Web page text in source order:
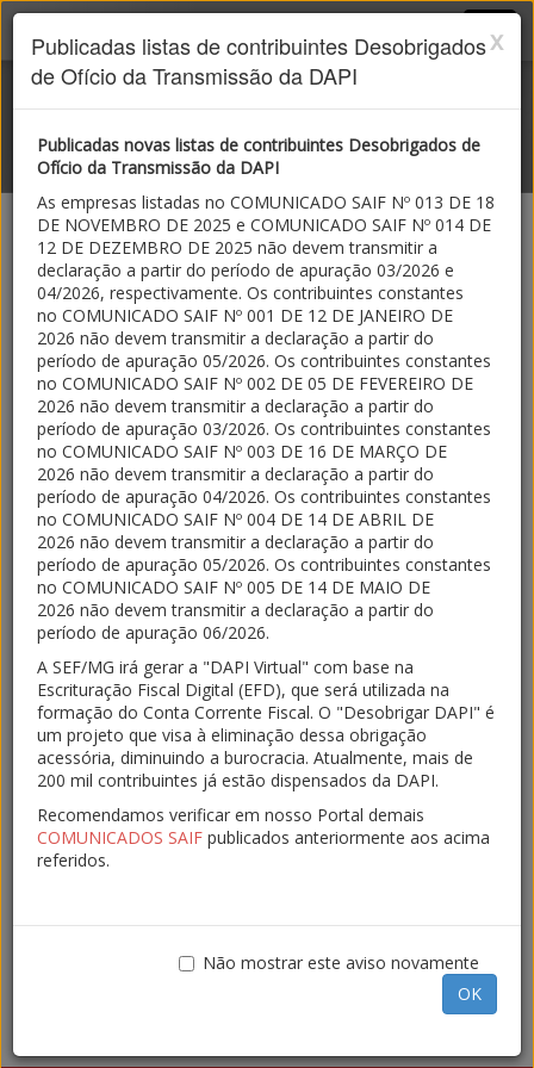
Escrituração Fiscal Digital
x
Publicadas listas de contribuintes Desobrigados
de Ofício da Transmissão da DAPI
Publicadas novas listas de contribuintes Desobrigados de
Ofício da Transmissão da DAPI
As empresas listadas no COMUNICADO SAIF Nº 013 DE 18
DE NOVEMBRO DE 2025 e COMUNICADO SAIF Nº 014 DE
12 DE DEZEMBRO DE 2025 não devem transmitir a
declaração a partir do período de apuração 03/2026 e
04/2026, respectivamente. Os contribuintes constantes
no COMUNICADO SAIF Nº 001 DE 12 DE JANEIRO DE
2026 não devem transmitir a declaração a partir do
período de apuração 05/2026. Os contribuintes constantes
no COMUNICADO SAIF Nº 002 DE 05 DE FEVEREIRO DE
2026 não devem transmitir a declaração a partir do
período de apuração 03/2026. Os contribuintes constantes
no COMUNICADO SAIF Nº 003 DE 16 DE MARÇO DE
2026 não devem transmitir a declaração a partir do
período de apuração 04/2026. Os contribuintes constantes
no COMUNICADO SAIF Nº 004 DE 14 DE ABRIL DE
2026 não devem transmitir a declaração a partir do
período de apuração 05/2026. Os contribuintes constantes
no COMUNICADO SAIF Nº 005 DE 14 DE MAIO DE
2026 não devem transmitir a declaração a partir do
período de apuração 06/2026.
A SEF/MG irá gerar a "DAPI Virtual" com base na
Escrituração Fiscal Digital (EFD), que será utilizada na
formação do Conta Corrente Fiscal. O "Desobrigar DAPI" é
um projeto que visa à eliminação dessa obrigação
acessória, diminuindo a burocracia. Atualmente, mais de
200 mil contribuintes já estão dispensados da DAPI.
Recomendamos verificar em nosso Portal demais
COMUNICADOS SAIF publicados anteriormente aos acima
referidos.
Não mostrar este aviso novamente
OK
Perguntas Frequentes
•Perguntas e Respostas sobre o CIAP
•Consulte mais informações sobre o Sped
Fiscaldisponibilizadas no Ambiente Nacional
•Perguntas Frequentes EFD v.2024.01
•Perguntas Frequentes Desobrigar DAPI v.2024.01
Início
Manuais de Escrituração
Manuais de Escrituração - Versões Anteriores
Modelo Operacional
Projeto Piloto
Orientações Estaduais